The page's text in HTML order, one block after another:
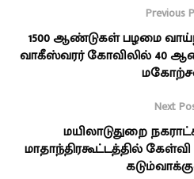
Previous
1500 ஆண்டுகள் பழமை
வாகீஸ்வரர் கோவிலில் 40
Next
மயிலாடுதுறை
மாதாந்திரகூட்டத்தில்